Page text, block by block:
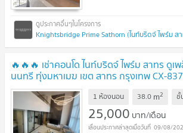
Knightsbridge Prime Sathorn (ไนท์บริดจ์ ไพร์ม ส
🔥🔥🔥 เช่าคอนโด ไนท์บริดจ์ ไพร์ม สาทร ดูเ
นนทรี ทุ่งมหาเมฆ เขต สาทร กรุงเทพ CX-
@connexproperty ตอบทันที ทีมงานมืออาชีพ
1 ห้องนอน 38.0 m2 ชั้
25,000 บาท/เดือน
09/08/